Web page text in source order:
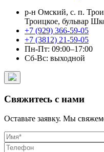
р-н Омский, с. п.
Троицкое, бульвар
+7 (929) 366-59-05
+7 (3812) 21-59-05
Пн-Пт: 09:00–17:00
Сб-Вс: выходной
Свяжитесь с нами
Оставьте заявку. Мы